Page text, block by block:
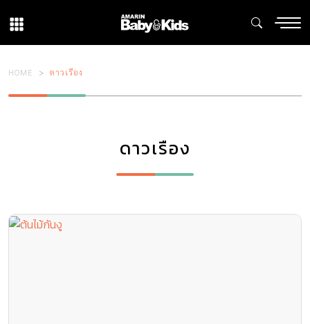
HOME ดาวเรือง
ดาวเรือง